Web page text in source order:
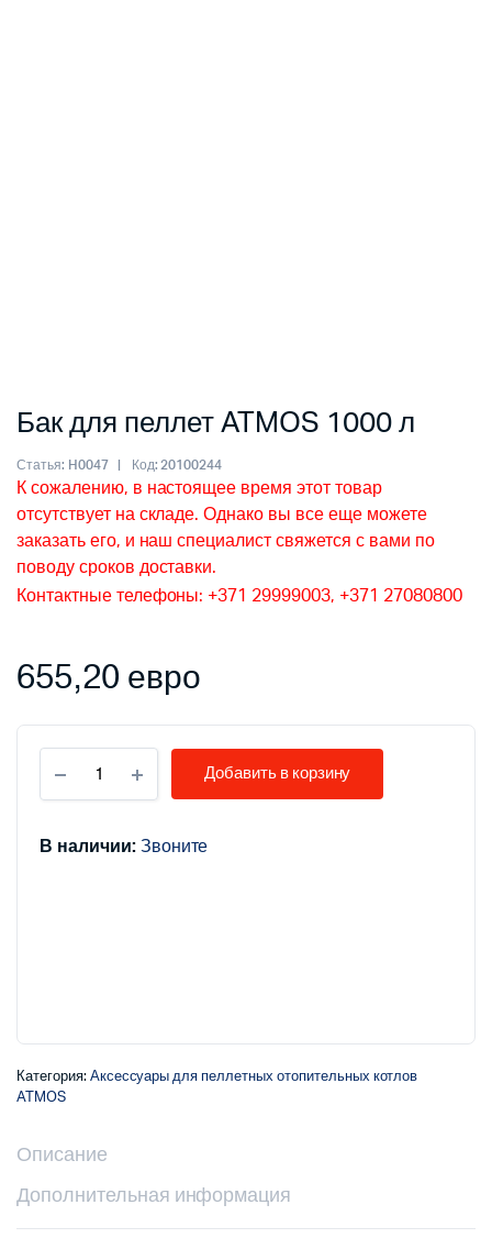
Бак для пеллет ATMOS 1000 л
Статья: H0047 Код:20100244
К сожалению, в настоящее время этот товар
отсутствует на складе. Однако вы все еще можете
заказать его, и наш специалист свяжется с вами по
поводу сроков доставки.
Контактные телефоны: +371 29999003, +371 27080800
655,20 евро
для
пеллет
объемом
Добавить в корзину
В наличии: Звоните
Категория: Аксессуары для пеллетных отопительных котлов
ATMOS
Описание
Дополнительная информация